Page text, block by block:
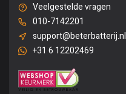
Veelgestelde vragen
010-7142201
support@beterbatterij.nl
+31 6 12202469